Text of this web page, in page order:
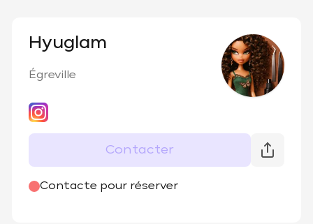
Hyuglam
Égreville
Contacter
Contacte pour réserver
@hyuglam_